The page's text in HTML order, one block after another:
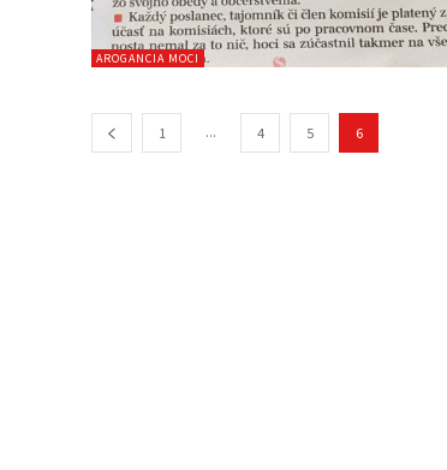
AROGANCIA MOCI
1 ... 4 5 6